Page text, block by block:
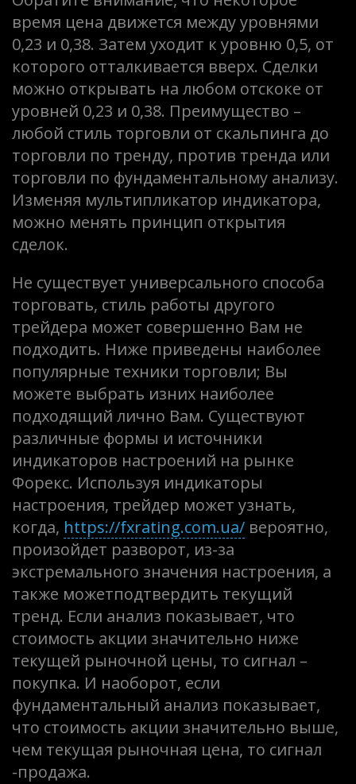
время цена движется между уровнями
0,23 и 0,38. Затем уходит к уровню 0,5, от
которого отталкивается вверх. Сделки
можно открывать на любом отскоке от
уровней 0,23 и 0,38. Преимущество –
любой стиль торговли от скальпинга до
торговли по тренду, против тренда или
торговли по фундаментальному анализу.
Изменяя мультипликатор индикатора,
можно менять принцип открытия
сделок.
Не существует универсального способа
торговать, стиль работы другого
трейдера может совершенно Вам не
подходить. Ниже приведены наиболее
популярные техники торговли; Вы
можете выбрать изних наиболее
подходящий лично Вам. Существуют
различные формы и источники
индикаторов настроений на рынке
Форекс. Используя индикаторы
настроения, трейдер может узнать,
когда, https://fxrating.com.ua/ вероятно,
произойдет разворот, из-за
экстремального значения настроения, а
также можетподтвердить текущий
тренд. Если анализ показывает, что
стоимость акции значительно ниже
текущей рыночной цены, то сигнал –
покупка. И наоборот, если
фундаментальный анализ показывает,
что стоимость акции значительно выше,
чем текущая рыночная цена, то сигнал
-продажа.